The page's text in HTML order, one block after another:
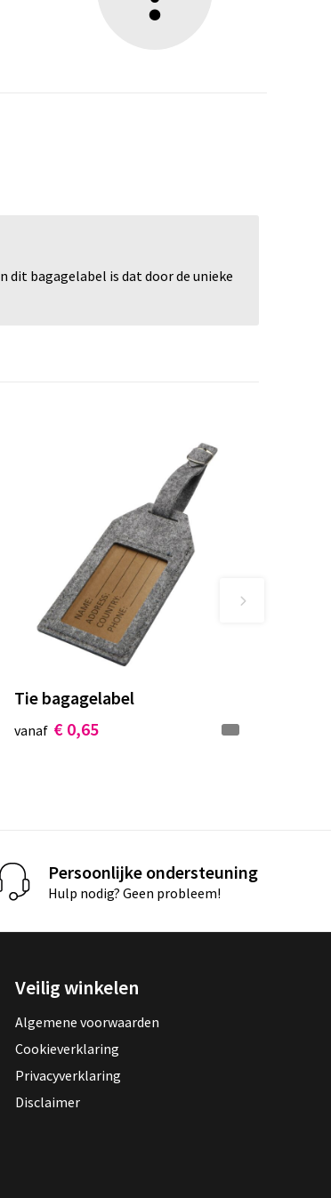
dit bagagelabel is dat door de unieke
Tie bagagelabel
vanaf € 0,65
Persoonlijke ondersteuning
Hulp nodig? Geen probleem!
Veilig winkelen
Algemene voorwaarden
Cookieverklaring
Privacyverklaring
Disclaimer